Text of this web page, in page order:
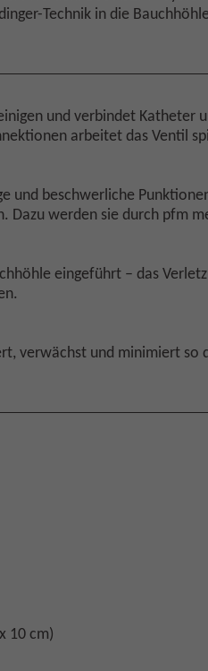
Technik in die
und verbindet Katheter
arbeitet das Ventil
und beschwerliche
Dazu werden sie durch pfm
eingeführt – das
verwächst und minimiert
10 cm)